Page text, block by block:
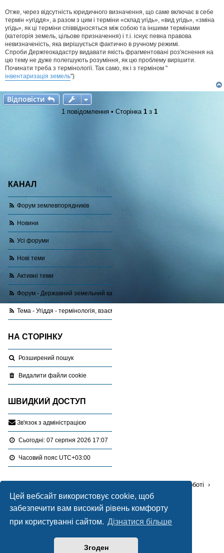
Цей вебсайт використовує cookie, щоб
забезпечити вам високий рівень комфорту
при користуванні сайтом. Дізнатися більше
Згоден
Отже, через відсутність юридичного визначення, що саме включає в себе
термін «угіддя», а разом з цим і терміни «склад угідь», «вид угідь», «зміна
угідь», як ці терміни співвідносяться між собою та іншими термінами
(категорія земель, цільове призначення) і т.і. існує певна правова
невизначеність, яка вирішується фактично в ручному режимі.
Спроби Держгеокадастру видавати якість фрагментовані роз'яснення на
цю тему не дуже полегшують розуміння, як цю проблему вирішити.
Починати треба з термінології. Так само, як і з терміном "
інвентаризація земель")
Відповісти
Відповісти
1 повідомлення • Сторінка 1 з 1
КАНАЛ
Форум землевпорядників
Новини
Усі форуми
Нові теми
Активні теми
Форум - Державний земельний кадастр
Тема - Угіддя - термінологія, взаємозв'язок з категорією і цільовим
НА СТОРІНКУ
Розширений пошук
Видалити файли cookie
ШВИДКИЙ ДОСТУП
Зв'язок з адміністрацією
Сьогодні: 07 серпня 2026 17:07
Часовий пояс UTC+03:00
Проблемні питання в роботі
Державний земельний кадастр
Працює наphpBB® Forum Software © phpBB Limited
LONER